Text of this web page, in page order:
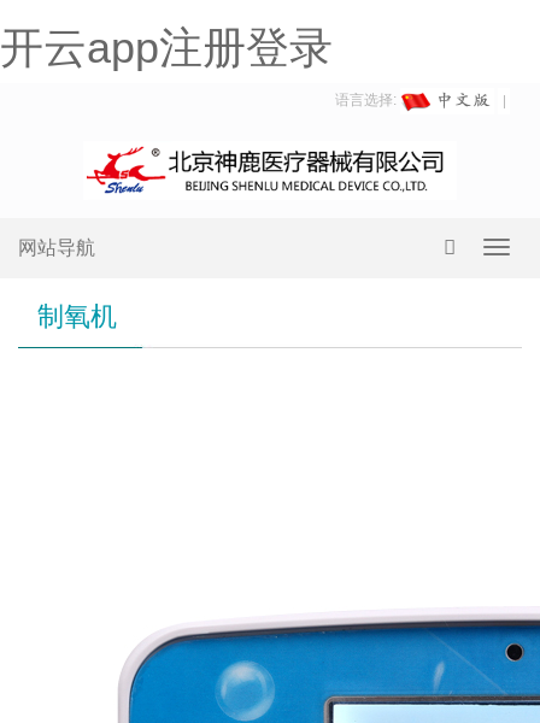
开云app注册登录
语言选择:
网站导航
制氧机